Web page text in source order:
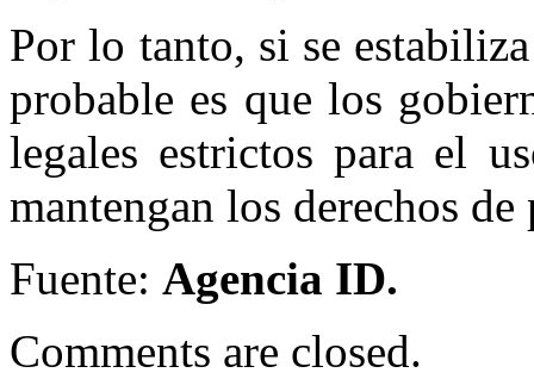
Por lo tanto, si se
probable es que los
legales estrictos para el
mantengan los derechos
Fuente: Agencia ID.
Comments are closed.